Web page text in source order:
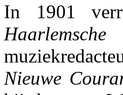
In 1901
Nieuwe